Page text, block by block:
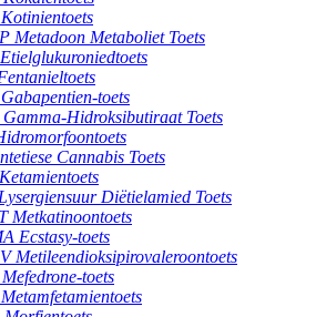
Metadoon Metaboliet Toets
toets
Hidroksibutiraat Toets
Cannabis Toets
Diëtielamied Toets
Metkatinoontoets
Ecstasy-toets
Metileendioksipirovaleroontoets
toets